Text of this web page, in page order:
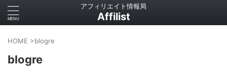
アフィリエイト情報局
Affilist
HOME >blogre
blogre